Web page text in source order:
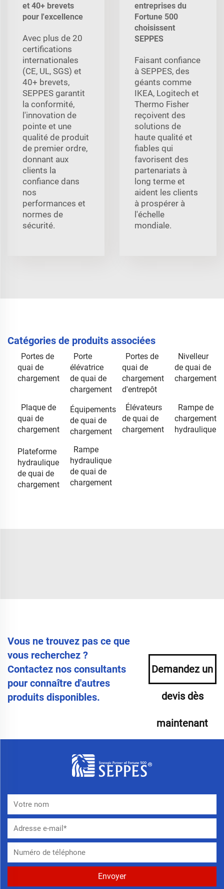
et 40+ brevets
pour l'excellence
Avec plus de 20
certifications
internationales
(CE, UL, SGS) et
40+ brevets,
SEPPES garantit
la conformité,
l'innovation de
pointe et une
qualité de produit
de premier ordre,
donnant aux
clients la
confiance dans
nos
performances et
normes de
sécurité.
entreprises du
Fortune 500
choisissent
SEPPES
Faisant confiance
à SEPPES, des
géants comme
IKEA, Logitech et
Thermo Fisher
reçoivent des
solutions de
haute qualité et
fiables qui
favorisent des
partenariats à
long terme et
aident les clients
à prospérer à
l'échelle
mondiale.
Catégories de produits associées
Portes de
quai de
chargement
Porte
élévatrice
de quai de
chargement
Portes de
quai de
chargement
d'entrepôt
Nivelleur
de quai de
chargement
Plaque de
quai de
chargement
Équipements
de quai de
chargement
Élévateurs
de quai de
chargement
Rampe de
chargement
hydraulique
Plateforme
hydraulique
de quai de
chargement
Rampe
hydraulique
de quai de
chargement
Vous ne trouvez pas ce que
vous recherchez ?
Contactez nos consultants
pour connaître d'autres
produits disponibles.
Demandez un
devis dès
maintenant